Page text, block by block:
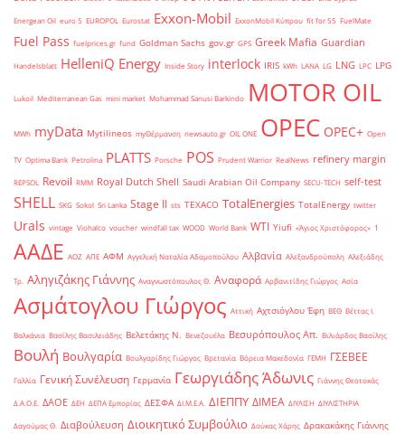
Energean Oil euro 5 EUROPOL Eurostat Exxon-Mobil ExxonMobil Κύπρου fit for 55 FuelMate
Fuel Pass fuelprices.gr fund Goldman Sachs gov.gr GPS Greek Mafia Guardian
Handelsblatt HelleniQ Energy Inside Story interlock IRIS kWh LANA LG LNG LPC LPG
Lukoil Mediterranean Gas mini market Mohammad Sanusi Barkindo MOTOR OIL
MWh myData Mytilineos myΘέρμανση newsauto.gr OIL ONE OPEC OPEC+ Open
TV Optima Bank Petrolina PLATTS Porsche POS Prudent Warrior RealNews refinery margin
REPSOL Revoil RMM Royal Dutch Shell Saudi Arabian Oil Company SECU-TECH self-test
SHELL SKG Sokol Sri Lanka Stage II sts TEXACO TotalEnergies TotalEnergy twitter
Urals vintage Viohalco voucher windfall tax WOOD World Bank WTI Yiufi «Άγιος Χριστόφορος» ΄1
ΑΑΔΕ ΑΟΖ ΑΠΕ ΑΦΜ Αγγελική Ναταλία Αδαμοπούλου Αλβανία Αλεξανδρούπολη Αλεξιάδης
Τρ. Αληγιζάκης Γιάννης Αναγνωστόπουλος Θ. Αναφορά Αρβανιτίδης Γιώργος Ασία
Ασμάτογλου Γιώργος Αττική Αχτσιόγλου Έφη ΒΕΘ Βέττας Ι.
Βαλκάνια Βασίλης Βασιλειάδης Βελετάκης Ν. Βενεζουέλα Βεσυρόπουλος Απ. Βιλιάρδος Βασίλης
Βουλή Βουλγαρία Βουλγαρίδης Γιώργος Βρετανία Βόρεια Μακεδονία ΓΕΜΗ ΓΣΕΒΕΕ
Γαλλία Γενική Συνέλευση Γερμανία Γεωργιάδης Άδωνις Γιάννης Θεοτοκάς
Δ.Α.Ο.Ε. ΔΑΟΕ ΔΕΗ ΔΕΠΑ Εμπορίας ΔΕΣΦΑ ΔΙ.Μ.Ε.Α. ΔΙΕΠΠΥ ΔΙΜΕΑ ΔΙΥΛΙΣΗ ΔΙΥΛΙΣΤΗΡΙΑ
Δαγούμας Θ. Διαβούλευση Διοικητικό Συμβούλιο Δούκας Χάρης Δρακακάκης Γιάννης